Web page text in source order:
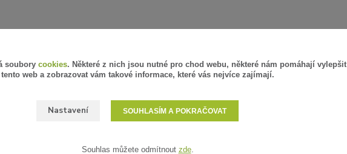
soubory cookies. Některé z nich jsou nutné pro chod webu, některé nám pomáhají vylepšit
tento web a zobrazovat vám takové informace, které vás nejvíce zajímají.
Nastavení SOUHLASÍM A POKRAČOVAT
Souhlas můžete odmítnout zde.